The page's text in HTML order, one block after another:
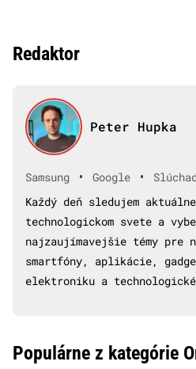
Redaktor
Peter Hupka
Samsung • Google •
Každý deň sledujem
technologickom svete a
najzaujímavejšie témy pre
smartfóny, aplikácie,
elektroniku a
Populárne z kategórie